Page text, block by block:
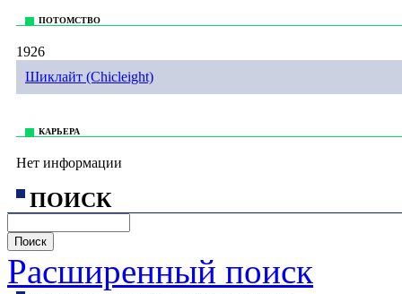
ПОТОМСТВО
1926
Шиклайт (Chicleight)
КАРЬЕРА
Нет информации
ПОИСК
Расширенный поиск